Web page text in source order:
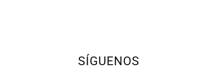
SÍGUENOS